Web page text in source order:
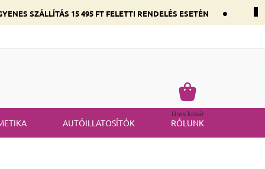
SZÁLLÍTÁS 15 495 FT FELETTI RENDELÉS ESETÉN •
Kosár
Üres kosár
AUTÓILLATOSÍTÓK RÓLUNK